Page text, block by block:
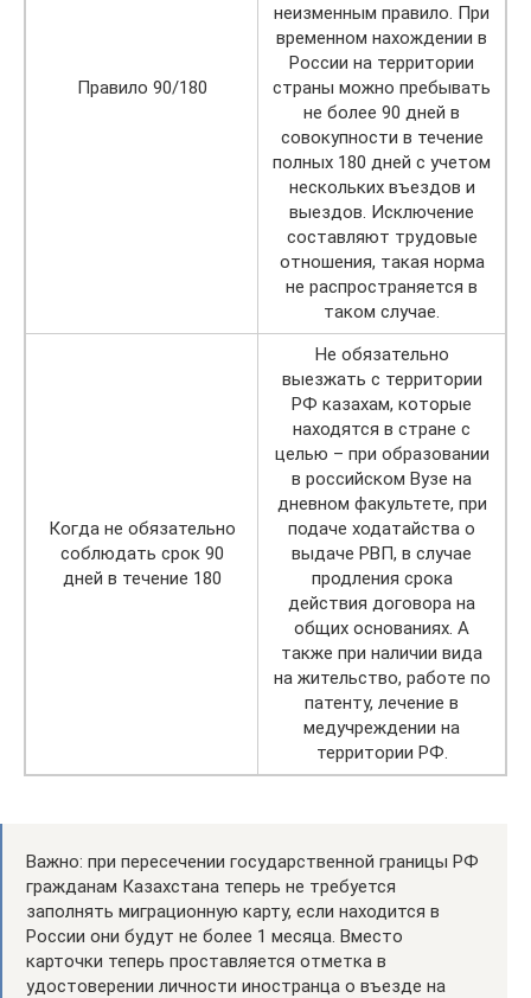
Правило 90/180
неизменным правило. При
временном нахождении в
России на территории
страны можно пребывать
не более 90 дней в
совокупности в течение
полных 180 дней с учетом
нескольких въездов и
выездов. Исключение
составляют трудовые
отношения, такая норма
не распространяется в
таком случае.
Когда не обязательно
соблюдать срок 90
дней в течение 180
Не обязательно
выезжать с территории
РФ казахам, которые
находятся в стране с
целью – при образовании
в российском Вузе на
дневном факультете, при
подаче ходатайства о
выдаче РВП, в случае
продления срока
действия договора на
общих основаниях. А
также при наличии вида
на жительство, работе по
патенту, лечение в
медучреждении на
территории РФ.
Важно: при пересечении государственной границы РФ
гражданам Казахстана теперь не требуется
заполнять миграционную карту, если находится в
России они будут не более 1 месяца. Вместо
карточки теперь проставляется отметка в
удостоверении личности иностранца о въезде на